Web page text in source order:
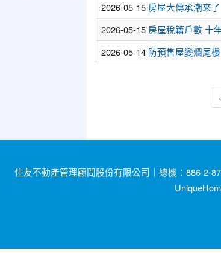
2026-05-15 房屋大傳承潮來
2026-05-15 房屋稅籍戶數 十
2026-05-14 防預售屋變爛尾
住友不動產管理顧問股份有限公司｜總機：886-2-